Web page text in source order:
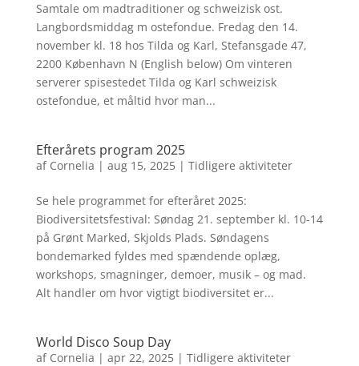
Samtale om madtraditioner og schweizisk ost.
Langbordsmiddag m ostefondue. Fredag den 14.
november kl. 18 hos Tilda og Karl, Stefansgade 47,
2200 København N (English below) Om vinteren
serverer spisestedet Tilda og Karl schweizisk
ostefondue, et måltid hvor man...
Efterårets program 2025
af Cornelia | aug 15, 2025| Tidligere aktiviteter
Se hele programmet for efteråret 2025:
Biodiversitetsfestival: Søndag 21. september kl. 10-14
på Grønt Marked, Skjolds Plads. Søndagens
bondemarked fyldes med spændende oplæg,
workshops, smagninger, demoer, musik – og mad.
Alt handler om hvor vigtigt biodiversitet er...
World Disco Soup Day
af Cornelia | apr 22, 2025| Tidligere aktiviteter